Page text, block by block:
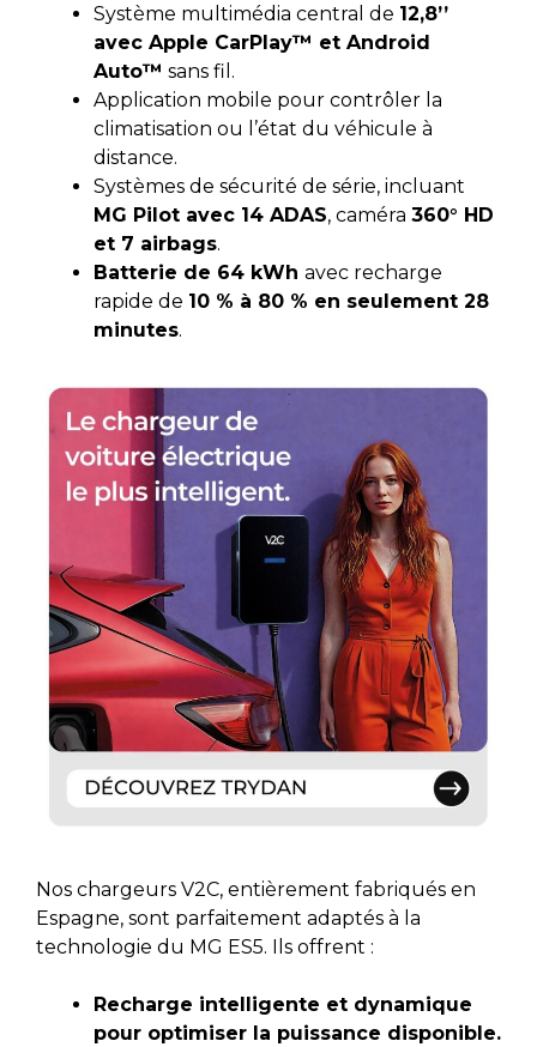
Système multimédia central de 12,8’’
avec Apple CarPlay™ et Android
Auto™ sans fil.
Application mobile pour contrôler la
climatisation ou l’état du véhicule à
distance.
Systèmes de sécurité de série, incluant
MG Pilot avec 14 ADAS, caméra 360° HD
et 7 airbags.
Batterie de 64 kWh avec recharge
rapide de 10 % à 80 % en seulement 28
minutes.
Nos chargeurs V2C, entièrement fabriqués en
Espagne, sont parfaitement adaptés à la
technologie du MG ES5. Ils offrent :
Recharge intelligente et dynamique
pour optimiser la puissance disponible.